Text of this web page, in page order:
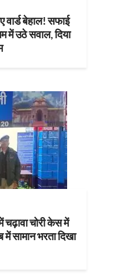
वार्ड बेहाल! सफाई
में उठे सवाल, दिया
चढ़ावा चोरी केस में
सामान भरता दिखा